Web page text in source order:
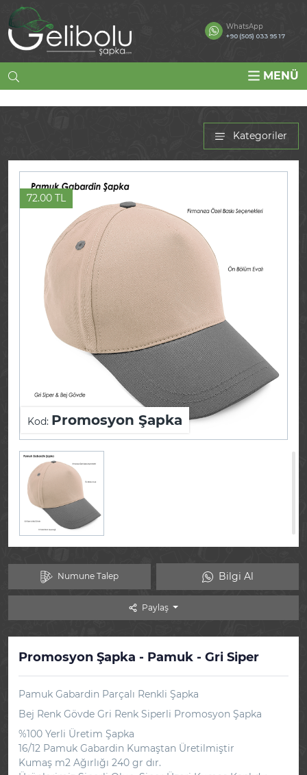
WhatsApp
+90 (505) 033 95 17
MENÜ
Kategoriler
72.00 TL
Kod: Promosyon Şapka
Numune Talep Bilgi Al
Paylaş
Promosyon Şapka - Pamuk - Gri Siper
Pamuk Gabardin Parçalı Renkli Şapka
Bej Renk Gövde Gri Renk Siperli Promosyon Şapka
%100 Yerli Üretim Şapka
16/12 Pamuk Gabardin Kumaştan Üretilmiştir
Kumaş m2 Ağırlığı 240 gr dır.